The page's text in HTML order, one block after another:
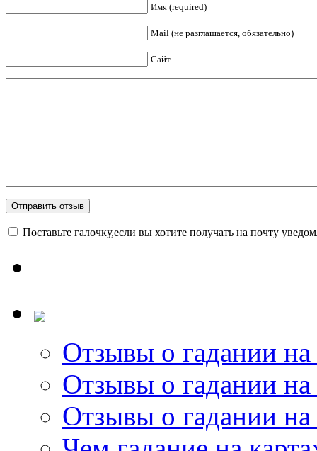
Имя (required)
Mail (не разглашается, обязательно)
Сайт
Поставьте галочку,если вы хотите получать на почту
Отзывы о гадании на
Отзывы о гадании на
Отзывы о гадании на